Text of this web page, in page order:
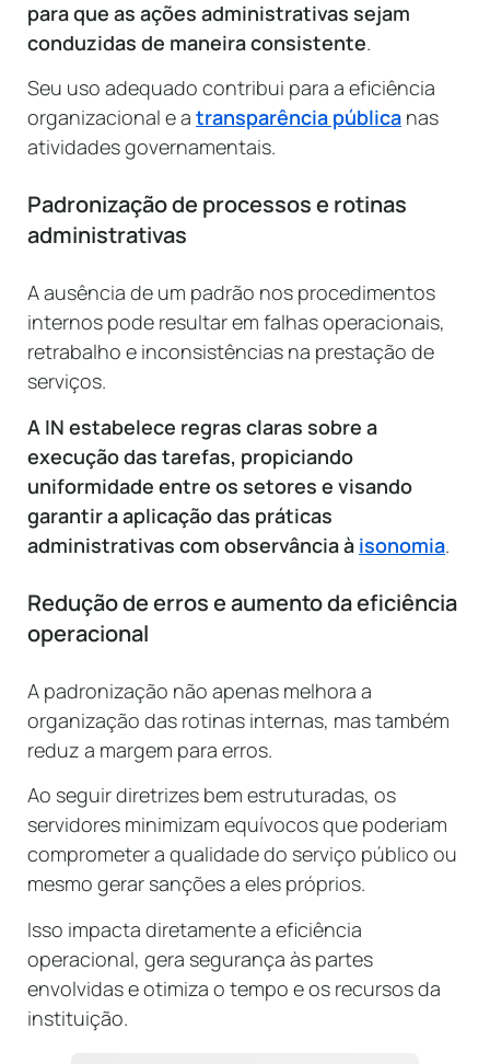
para que as ações administrativas sejam
conduzidas de maneira consistente.
Seu uso adequado contribui para a eficiência
organizacional e a transparência pública nas
atividades governamentais.
Padronização de processos e rotinas
administrativas
A ausência de um padrão nos procedimentos
internos pode resultar em falhas operacionais,
retrabalho e inconsistências na prestação de
serviços.
A IN estabelece regras claras sobre a
execução das tarefas, propiciando
uniformidade entre os setores e visando
garantir a aplicação das práticas
administrativas com observância à isonomia.
Redução de erros e aumento da eficiência
operacional
A padronização não apenas melhora a
organização das rotinas internas, mas também
reduz a margem para erros.
Ao seguir diretrizes bem estruturadas, os
servidores minimizam equívocos que poderiam
comprometer a qualidade do serviço público ou
mesmo gerar sanções a eles próprios.
Isso impacta diretamente a eficiência
operacional, gera segurança às partes
envolvidas e otimiza o tempo e os recursos da
instituição.